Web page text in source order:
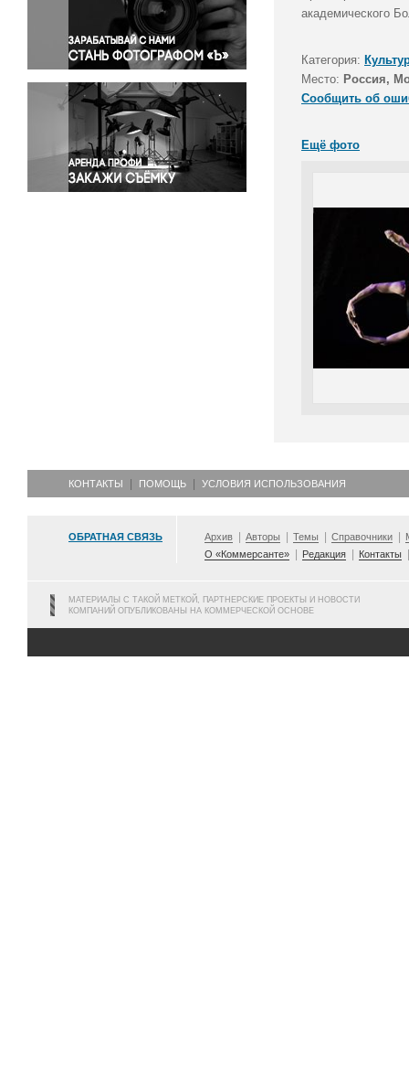
Правосудие
Происшествия и конфликты
Религия
Светская жизнь
Спорт
Экология
Экономика и бизнес
академического
Категория:
Место: Россия,
Сообщить об
Ещё фото
КОНТАКТЫ ПОМОЩЬ УСЛОВИЯ ИСПОЛЬЗОВАНИЯ
ОБРАТНАЯ СВЯЗЬ Архив Авторы Темы Справочники
О «Коммерсанте»
Редакция Контакты
МАТЕРИАЛЫ С ТАКОЙ МЕТКОЙ, ПАРТНЕРСКИЕ ПРОЕКТЫ И НОВОСТИ
КОМПАНИЙ ОПУБЛИКОВАНЫ НА КОММЕРЧЕСКОЙ ОСНОВЕ